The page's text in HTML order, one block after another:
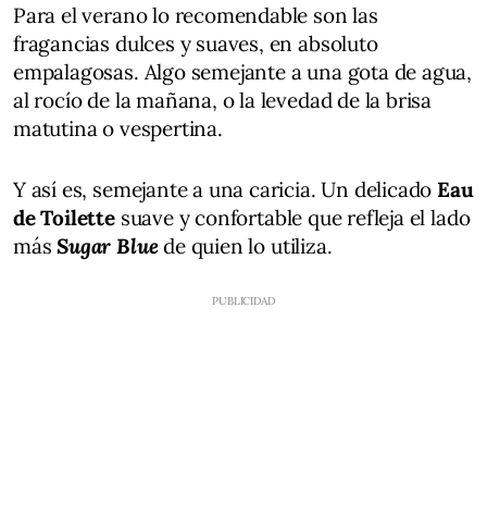
Para el verano lo recomendable son las
fragancias dulces y suaves, en absoluto
empalagosas. Algo semejante a una gota de agua,
al rocío de la mañana, o la levedad de la brisa
matutina o vespertina.
Y así es, semejante a una caricia. Un delicado Eau
de Toilette suave y confortable que refleja el lado
más Sugar Bluede quien lo utiliza.